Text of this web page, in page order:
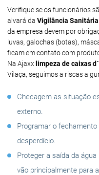
Verifique se os funcionários
alvará da Vigilância Sanitária
da empresa devem por
luvas, galochas (botas),
ficam em contato com
Na Ajaxx limpeza de caixas
Vilaça, seguimos a riscas
Checagem as situação
externo.
Programar o
desperdício.
Proteger a saída da
vão principalmente para